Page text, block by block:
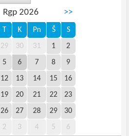
Rgp 2026 >>
T K Pn Š S
29 30 31 1 2
5 6 7 8 9
12 13 14 15 16
19 20 21 22 23
26 27 28 29 30
2 3 4 5 6